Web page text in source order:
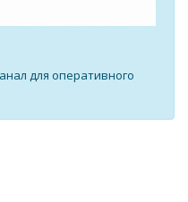
для оперативного